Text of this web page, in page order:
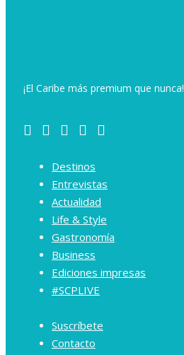
¡El Caribe más premium que nunca!
Destinos
Entrevistas
Actualidad
Life & Style
Gastronomía
Business
Ediciones impresas
#SCPLIVE
Suscríbete
Contacto